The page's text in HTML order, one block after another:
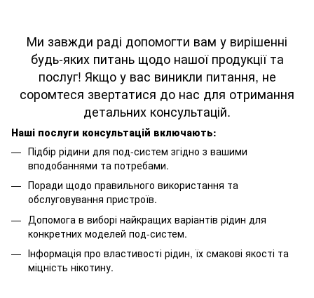
Ми завжди раді допомогти вам у вирішенні
будь-яких питань щодо нашої продукції та
послуг! Якщо у вас виникли питання, не
соромтеся звертатися до нас для отримання
детальних консультацій.
Наші послуги консультацій включають:
Підбір рідини для под-систем згідно з вашими
вподобаннями та потребами.
Поради щодо правильного використання та
обслуговування пристроїв.
Допомога в виборі найкращих варіантів рідин для
конкретних моделей под-систем.
Інформація про властивості рідин, їх смакові якості та
міцність нікотину.